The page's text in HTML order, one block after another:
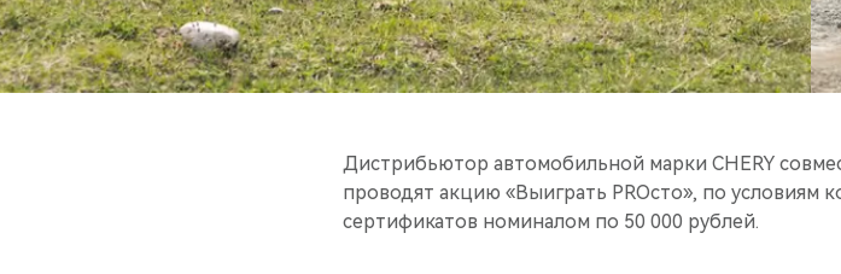
Дистрибьютор автомобильной марки CHERY
проводят акцию «Выиграть PROсто», по условиям
сертификатов номиналом по 50 000 рублей.